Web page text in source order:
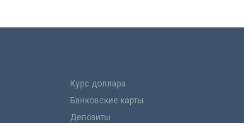
Курс доллара
Банковские карты
Депозиты